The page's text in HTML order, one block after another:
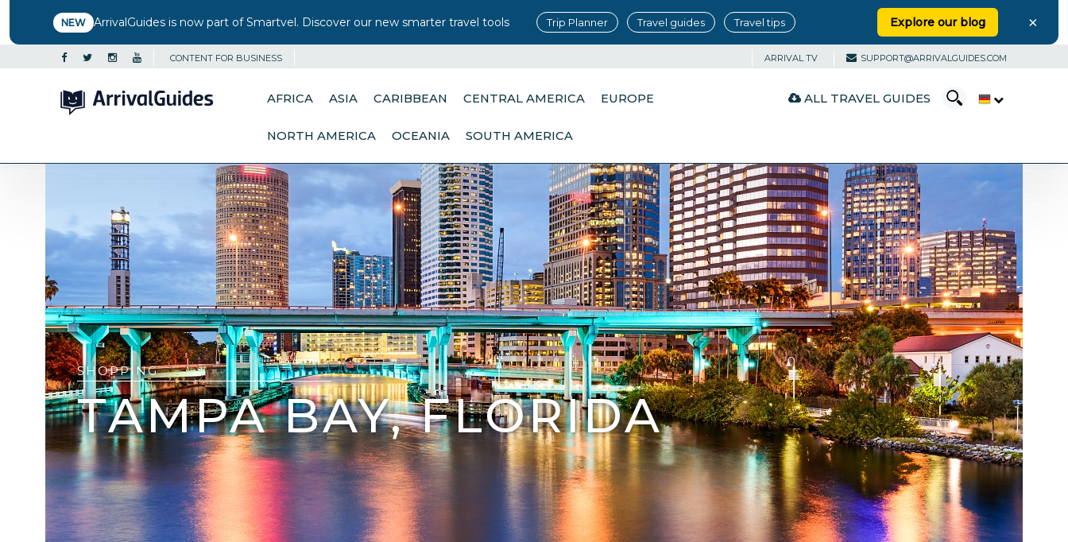
NEW ArrivalGuides is now part of Smartvel. Discover our new smarter travel tools Trip Planner Travel guides Travel tips Explore our blog ×
CONTENT FOR BUSINESS ARRIVAL TV SUPPORT@ARRIVALGUIDES.COM
AFRICA ASIA CARIBBEAN CENTRAL AMERICA EUROPE
NORTH AMERICA OCEANIA SOUTH AMERICA
ALL TRAVEL GUIDES
SHOPPING
TAMPA BAY, FLORIDA